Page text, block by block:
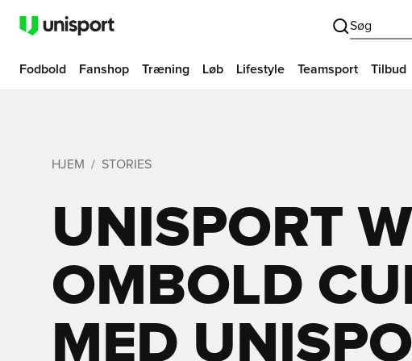
Søg
Fodbold Fanshop Træning Løb Lifestyle Teamsport Tilbud
HJEM STORIES
UNISPORT
OMBOLD
MED